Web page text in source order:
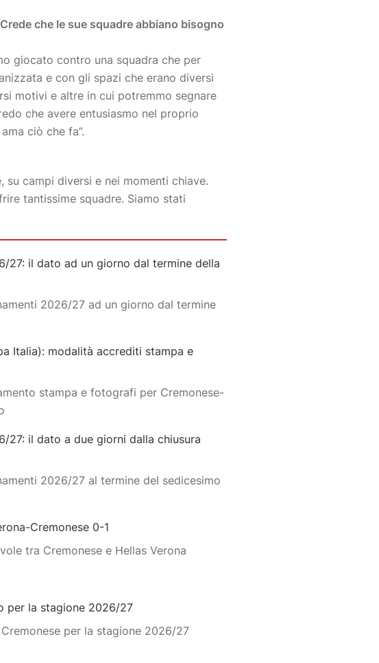
che le sue squadre abbiano bisogno
giocato contro una squadra che per
e con gli spazi che erano diversi
motivi e altre in cui potremmo segnare
che avere entusiasmo nel proprio
ciò che fa”.
campi diversi e nei momenti chiave.
tantissime squadre. Siamo stati
27: il dato ad un giorno dal termine della
2026/27 ad un giorno dal termine
Italia): modalità accrediti stampa e
stampa e fotografi per Cremonese-
27: il dato a due giorni dalla chiusura
2026/27 al termine del sedicesimo
Cremonese 0-1
tra Cremonese e Hellas Verona
per la stagione 2026/27
per la stagione 2026/27